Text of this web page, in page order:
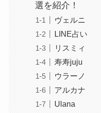
選を紹介！
ヴェルニ
LINE占い
リスミィ
寿寿juju
ウラーノ
アルカナ
Ulana